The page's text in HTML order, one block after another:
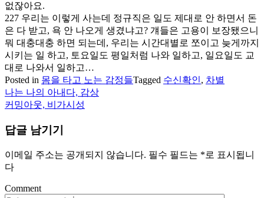
없잖아요.
227 우리는 이렇게 사는데 정규직은 일도 제대로 안 하면서 돈
은 다 받고, 욕 안 나오게 생겼냐고? 걔들은 고용이 보장됐으니
뭐 대충대충 하면 되는데, 우리는 시간대별로 쪼이고 늦게까지
시키는 일 하고, 토요일도 평일처럼 나와 일하고, 일요일도 교
대로 나와서 일하고…
Posted in 몸을 타고 노는 감정들Tagged 수신확인, 차별
글
탐
색
나는 나의 아내다, 감상
커밍아웃, 비가시성
답글 남기기
이메일 주소는 공개되지 않습니다. 필수 필드는 *로 표시됩니
다
Comment